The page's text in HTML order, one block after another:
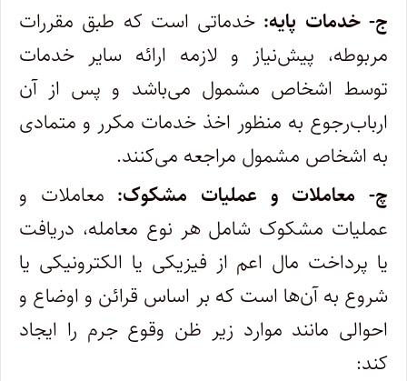
ج- خدمات پایه: خدماتی است که طبق مقررات
مربوطه، پیش‌نیاز و لازمه ارائه سایر خدمات
توسط اشخاص مشمول می‌باشد و پس از آن
ارباب‌رجوع به منظور اخذ خدمات مکرر و متمادی
به اشخاص مشمول مراجعه می‌کنند.
چ- معاملات و عملیات مشکوک: معاملات و
عملیات مشکوک شامل هر نوع معامله، دریافت
یا پرداخت مال اعم از فیزیکی یا الکترونیکی یا
شروع به آن‌ها است که بر اساس قرائن و اوضاع و
احوالی مانند موارد زیر ظن وقوع جرم را ایجاد
کند: